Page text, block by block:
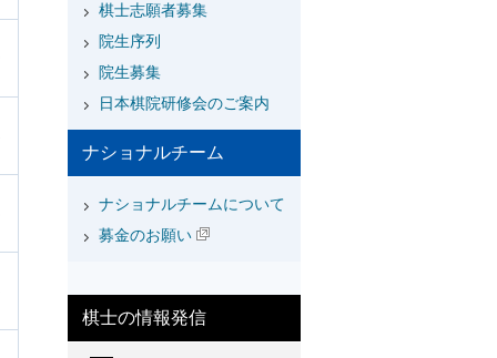
棋士志願者募集
院生序列
院生募集
日本棋院研修会のご案内
ナショナルチーム
ナショナルチームについて
募金のお願い
棋士の情報発信